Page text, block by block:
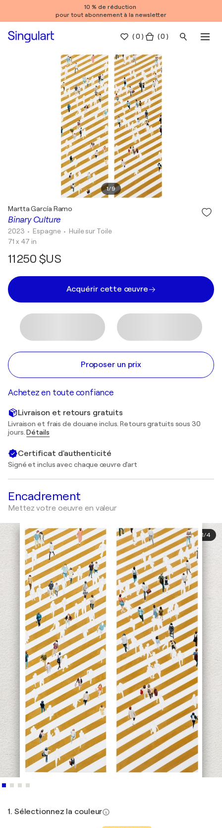
10 % de réduction
pour tout abonnement à la newsletter
(0 ) ( 0 )
1/9
Binary Culture
Martta García Ramo
2023 • Espagne • Huile sur Toile
71 x 47 in
11 250 $US
Acquérir cette œuvre
Proposer un prix
Achetez en toute confiance
Livraison et retours gratuits
Livraison et frais de douane inclus. Retours gratuits sous 30
jours.Détails
Certificat d'authenticité
Signé et inclus avec chaque œuvre d'art
Encadrement
Mettez votre oeuvre en valeur
1/4
1. Sélectionnez la couleur